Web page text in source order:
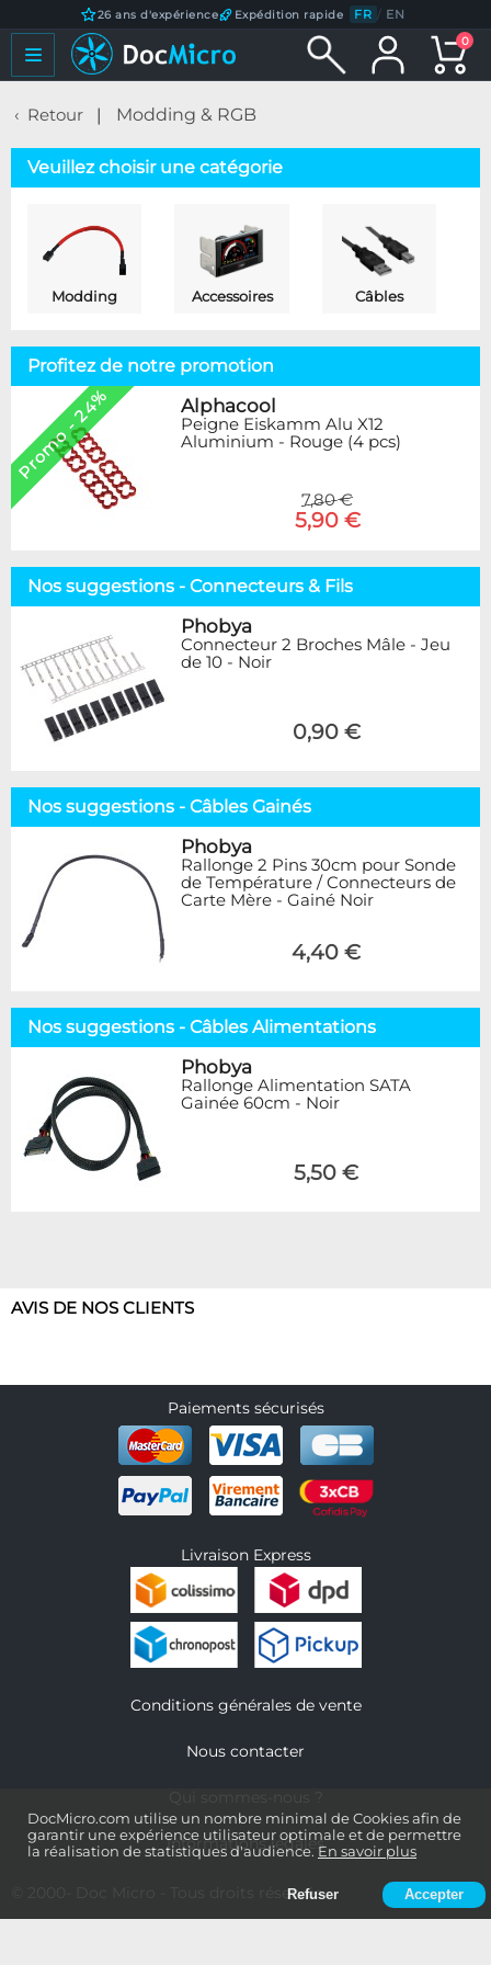
DocMicro.com utilise un nombre minimal de Cookies afin de
garantir une expérience utilisateur optimale et de permettre
la réalisation de statistiques d'audience. En savoir plus
Refuser Accepter
26 ans d'expérience Expédition rapide FR / EN
0
Retour Modding & RGB
Veuillez choisir une catégorie
Modding Accessoires Câbles
Profitez de notre promotion
Promo - 24% Alphacool
Peigne Eiskamm Alu X12
Aluminium - Rouge (4 pcs)
7,80 €
5,90 €
Nos suggestions - Connecteurs & Fils
Phobya
Connecteur 2 Broches Mâle - Jeu
de 10 - Noir
0,90 €
Nos suggestions - Câbles Gainés
Phobya
Rallonge 2 Pins 30cm pour Sonde
de Température / Connecteurs de
Carte Mère - Gainé Noir
4,40 €
Nos suggestions - Câbles Alimentations
Phobya
Rallonge Alimentation SATA
Gainée 60cm - Noir
5,50 €
AVIS DE NOS CLIENTS
Paiements sécurisés
Livraison Express
Conditions générales de vente
Nous contacter
Informations légales
- Tous droits réservés